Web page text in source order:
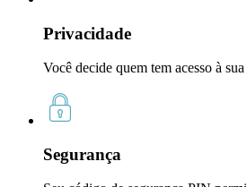
Privacidade
Você decide quem tem acesso à
Segurança